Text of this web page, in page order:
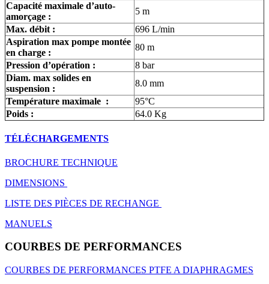
Capacité maximale d’auto-
amorçage :
5 m
Max. débit :
696 L/min
Aspiration max pompe montée
en charge :
80 m
Pression d’opération :
8 bar
Diam. max solides en
suspension :
8.0 mm
Température maximale :
95°C
Poids :
64.0 Kg
TÉLÉCHARGEMENTS
BROCHURE TECHNIQUE
DIMENSIONS
LISTE DES PIÈCES DE RECHANGE
MANUELS
COURBES DE PERFORMANCES
COURBES DE PERFORMANCES PTFE A DIAPHRAGMES